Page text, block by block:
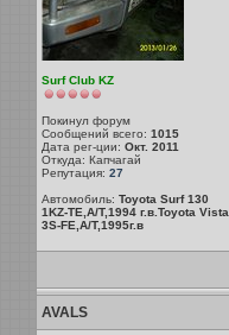
Surf Club KZ
Покинул форум
Сообщений всего: 1015
Дата рег-ции: Окт. 2011
Откуда: Капчагай
Репутация: 27
Автомобиль: Toyota Surf 130
1KZ-TE,A/T,1994 г.в.Toyota Vista
3S-FE,A/T,1995г.в
AVALS